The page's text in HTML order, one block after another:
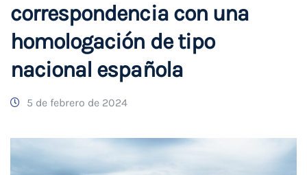
correspondencia con una
homologación de tipo
nacional española
5 de febrero de 2024